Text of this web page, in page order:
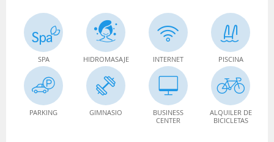
SPA HIDROMASAJE INTERNET PISCINA
PARKING GIMNASIO
BUSINESS
CENTER
ALQUILER DE
BICICLETAS